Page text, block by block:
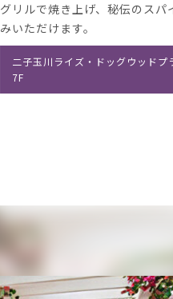
グリルで焼き上げ、秘伝のス
みいただけます。
二子玉川ライズ・ドッグウッドプ
7F